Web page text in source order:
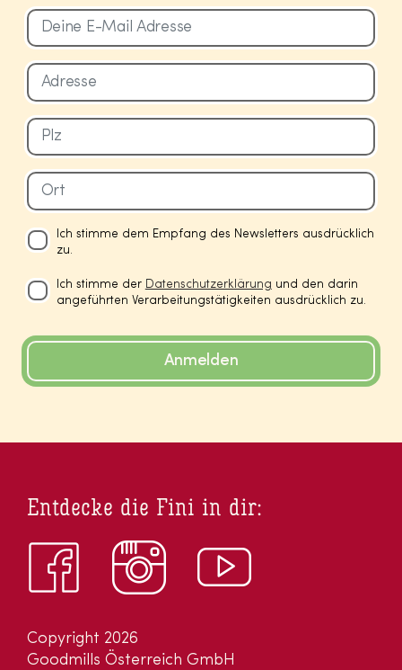
Ich stimme dem Empfang des Newsletters ausdrücklich
zu.
Ich stimme der Datenschutzerklärung und den darin
angeführten Verarbeitungstätigkeiten ausdrücklich zu.
Anmelden
Copyright 2026
Goodmills Österreich GmbH
Entdecke die Fini in dir: